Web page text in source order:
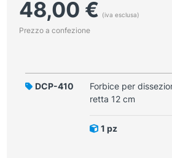
48,00 € (iva esclusa)
Prezzo a confezione
DCP-410
Forbice per
retta 12 cm
1 pz